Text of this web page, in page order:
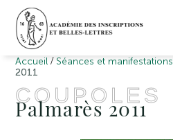
Accueil / Séances et manifestations
2011
COUPOLES
Palmarès 2011